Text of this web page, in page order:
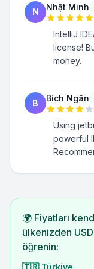
N Nhật Minh
IntelliJ
license!
money.
B Bích Ngân
Using
powerful
🌍 Fiyatları
ülkenizden
öğrenin:
🇹🇷 Türkiye